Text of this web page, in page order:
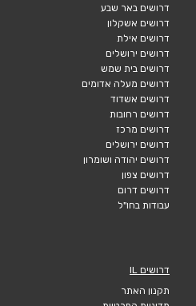
דרושים באר שבע
דרושים אשקלון
דרושים אילת
דרושים ירושלים
דרושים בית שמש
דרושים מעלה אדומים
דרושים אשדוד
דרושים רחובות
דרושים מרכז
דרושים ירושלים
דרושים יהודה ושומרון
דרושים צפון
דרושים דרום
עבודות בחו"ל
דרושים IL
תקנון האתר